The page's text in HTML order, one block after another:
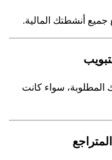
جميع أنشطتك المالية.
المطلوبة، سواء كانت